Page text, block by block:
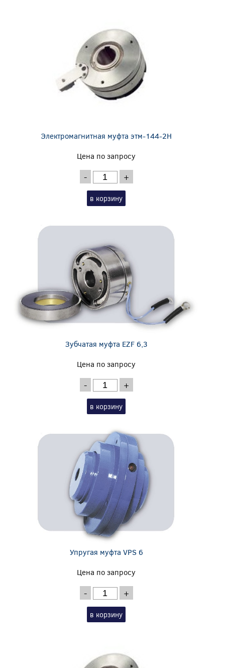
Электромагнитная муфта этм-144-2Н
Цена по запросу
- +
в корзину
Зубчатая муфта EZF 6,3
Цена по запросу
- +
в корзину
Упругая муфта VPS 6
Цена по запросу
- +
в корзину